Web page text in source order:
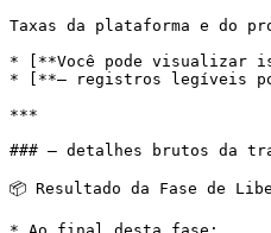
Taxas da plataforma e do
* [**Você pode visualizar
* [**— registros legíveis
***
### — detalhes brutos da
📦 Resultado da Fase de